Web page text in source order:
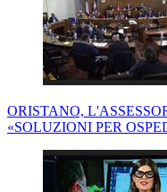
ORISTANO,
«SOLUZIONI PER